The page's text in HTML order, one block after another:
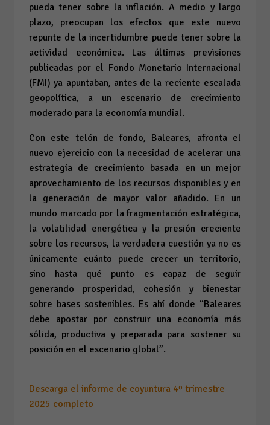
pueda tener sobre la inflación. A medio y largo
plazo, preocupan los efectos que este nuevo
repunte de la incertidumbre puede tener sobre la
actividad económica. Las últimas previsiones
publicadas por el Fondo Monetario Internacional
(FMI) ya apuntaban, antes de la reciente escalada
geopolítica, a un escenario de crecimiento
moderado para la economía mundial.
Con este telón de fondo, Baleares, afronta el
nuevo ejercicio con la necesidad de acelerar una
estrategia de crecimiento basada en un mejor
aprovechamiento de los recursos disponibles y en
la generación de mayor valor añadido. En un
mundo marcado por la fragmentación estratégica,
la volatilidad energética y la presión creciente
sobre los recursos, la verdadera cuestión ya no es
únicamente cuánto puede crecer un territorio,
sino hasta qué punto es capaz de seguir
generando prosperidad, cohesión y bienestar
sobre bases sostenibles. Es ahí donde “Baleares
debe apostar por construir una economía más
sólida, productiva y preparada para sostener su
posición en el escenario global”.
Descarga el informe de coyuntura 4º trimestre
2025 completo